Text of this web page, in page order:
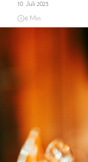
10. Juli 2023
6 Min.